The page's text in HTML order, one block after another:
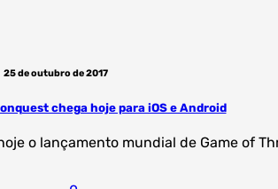
25 de outubro de 2017
chega hoje para iOS e Android
o lançamento mundial de Game of